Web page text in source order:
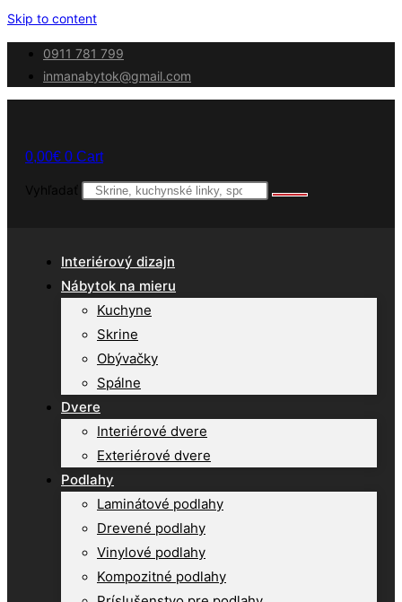
Skip to content
0911 781 799
inmanabytok@gmail.com
0,00€ 0 Cart
Vyhľadať
Interiérový dizajn
Nábytok na mieru
Kuchyne
Skrine
Obývačky
Spálne
Dvere
Interiérové dvere
Exteriérové dvere
Podlahy
Laminátové podlahy
Drevené podlahy
Vinylové podlahy
Kompozitné podlahy